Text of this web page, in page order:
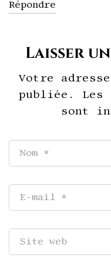
Répondre
Laisser
Votre
publiée.
Les
sont